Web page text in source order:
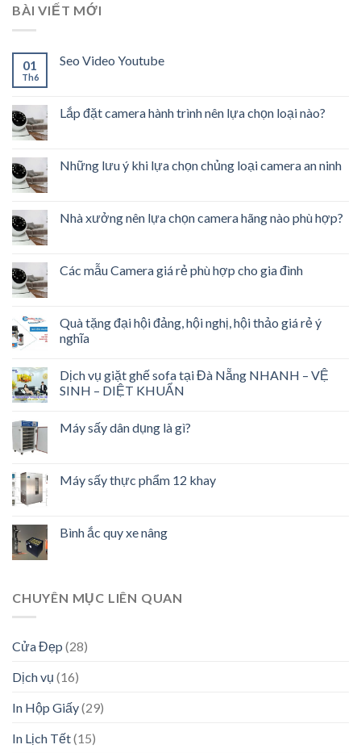
BÀI VIẾT MỚI
01
Th6
Seo Video Youtube
Lắp đặt camera hành trình nên lựa chọn loại nào?
Những lưu ý khi lựa chọn chủng loại camera an ninh
Nhà xưởng nên lựa chọn camera hãng nào phù hợp?
Các mẫu Camera giá rẻ phù hợp cho gia đình
Quà tặng đại hội đảng, hội nghị, hội thảo giá rẻ ý
nghĩa
Dịch vụ giặt ghế sofa tại Đà Nẵng NHANH – VỆ
SINH – DIỆT KHUẨN
Máy sấy dân dụng là gì?
Máy sấy thực phẩm 12 khay
Bình ắc quy xe nâng
CHUYÊN MỤC LIÊN QUAN
Cửa Đẹp (28)
Dịch vụ (16)
In Hộp Giấy(29)
In Lịch Tết(15)